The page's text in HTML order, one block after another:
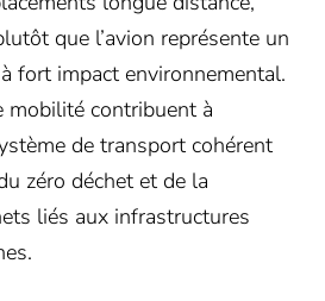
que l’avion représente un
fort impact environnemental.
mobilité contribuent à
de transport cohérent
zéro déchet et de la
liés aux infrastructures